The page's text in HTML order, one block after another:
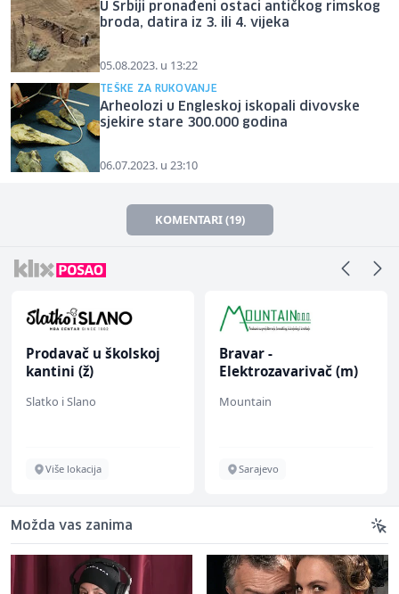
U Srbiji pronađeni ostaci antičkog rimskog
broda, datira iz 3. ili 4. vijeka
05.08.2023. u 13:22
TEŠKE ZA RUKOVANJE
Arheolozi u Engleskoj iskopali divovske
sjekire stare 300.000 godina
06.07.2023. u 23:10
KOMENTARI (19)
Prodavač u školskoj
kantini (ž)
Slatko i Slano
Više lokacija
Bravar -
Elektrozavarivač (m)
Mountain
Sarajevo
Možda vas zanima